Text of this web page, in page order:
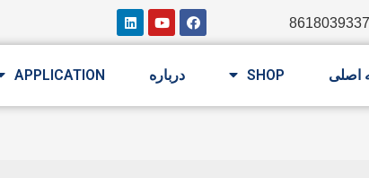
اصلی SHOP درباره APPLICATION